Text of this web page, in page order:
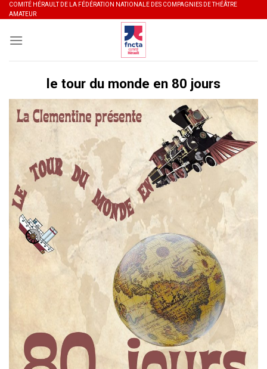
Skip
to
content
COMITÉ HÉRAULT DE LA FÉDÉRATION NATIONALE DES COMPAGNIES DE THÉÂTRE
AMATEUR
le tour du monde en 80 jours